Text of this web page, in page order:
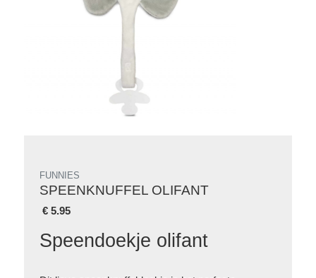
FUNNIES
SPEENKNUFFEL OLIFANT
€5.95
Speendoekje olifant